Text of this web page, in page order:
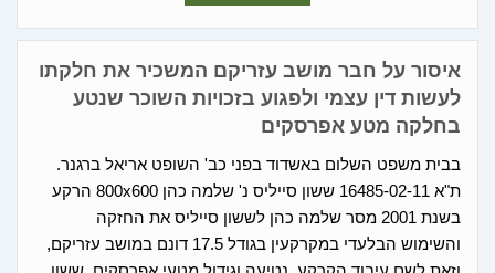
איסור על חבר מושב עזריקם המשכיר את חלקתו
לעשות דין עצמי ולפגוע בזכויות השוכר שנטע
בחלקה מטע אפרסקים
בבית משפט השלום באשדוד בפני כב' השופט אריאל ברגנר.
ת"א 16485-02-11 ששון סייליס נ' שלמה כהן 800x600 הרקע
בשנת 2001 מסר שלמה כהן לששון סייליס את החזקה
והשימוש הבלעדי במקרקעין בגודל 17.5 דונם במושב עזריקם,